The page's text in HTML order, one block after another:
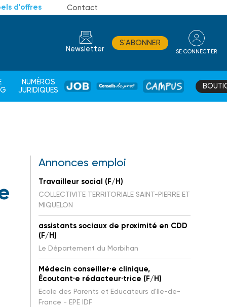
d'offres Contact
Newsletter
S'ABONNER
SE CONNECTER
NUMÉROS
JURIDIQUES
JOB
DE
CAMPUS
Annonces emploi
Travailleur social (F/H)
COLLECTIVITE TERRITORIALE SAINT-PIERRE ET
MIQUELON
assistants sociaux de proximité en CDD
(F/H)
Le Département du Morbihan
Médecin conseiller·e clinique,
Écoutant·e rédacteur·trice (F/H)
Ecole des Parents et Educateurs d'Ile-de-
France - EPE IDF